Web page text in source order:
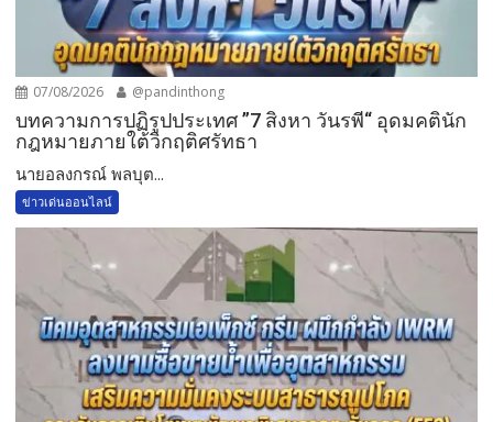
07/08/2026 @pandinthong
บทความการปฏิรูปประเทศ ”7 สิงหา วันรพี“ อุดมคตินัก
กฎหมายภายใต้วิกฤติศรัทธา
นายอลงกรณ์ พลบุต...
ข่าวเด่นออนไลน์